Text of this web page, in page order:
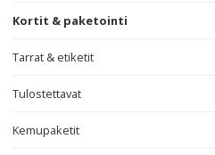
Kortit & paketointi
Tarrat & etiketit
Tulostettavat
Kemupaketit